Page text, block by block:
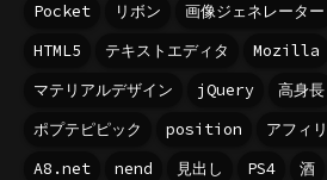
Pocket
リボン 画像ジェネレーター
HTML5
テキストエディタ Mozilla
マテリアルデザイン
jQuery 高身長
ポプテピピック
position アフィ
A8.net
nend 見出し PS4 酒